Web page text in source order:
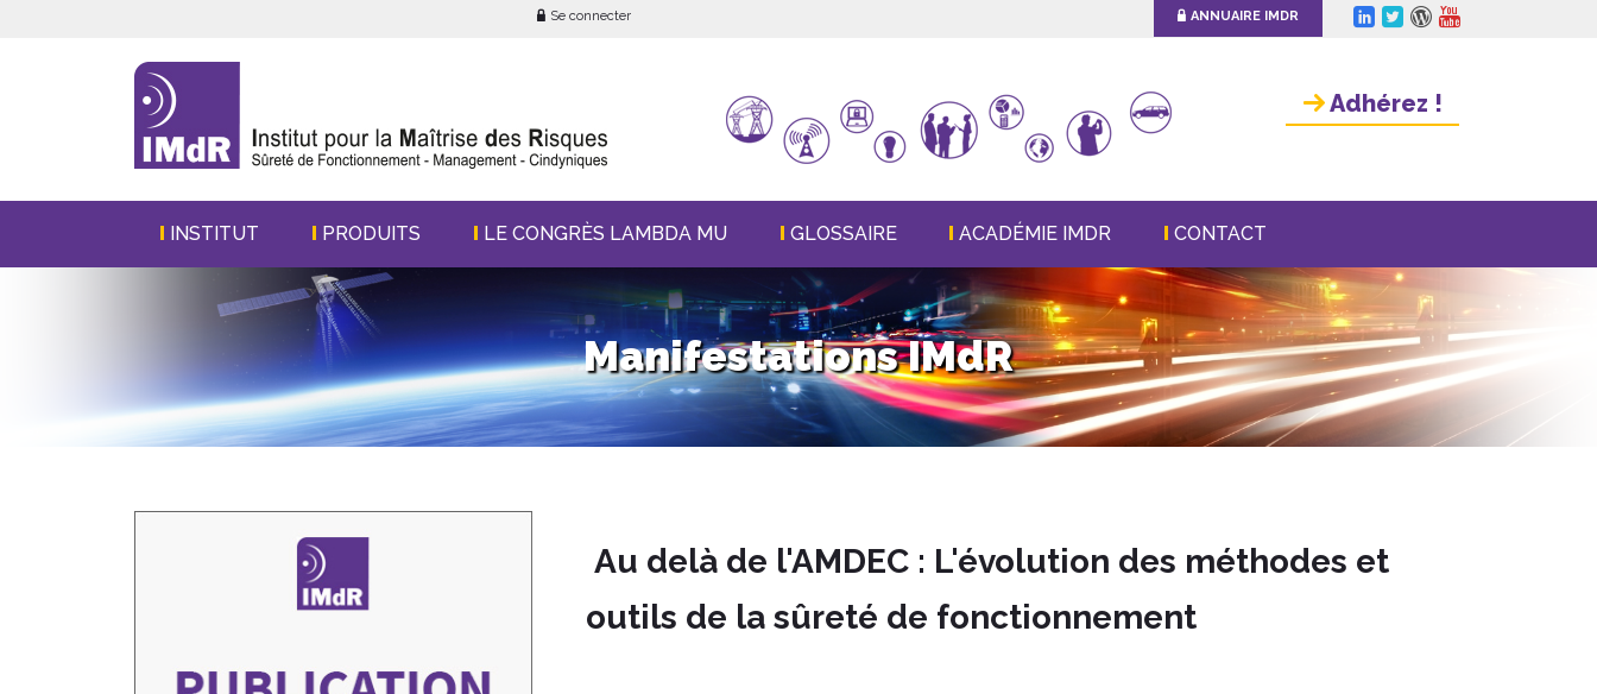
Se connecter ANNUAIRE IMDR
Adhérez !
INSTITUT PRODUITS LE CONGRÈS LAMBDA MU GLOSSAIRE ACADÉMIE IMDR CONTACT
Manifestations IMdR
Au delà de l'AMDEC : L'évolution des méthodes et
outils de la sûreté de fonctionnement